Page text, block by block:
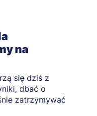
na
się dziś z
dbać o
zatrzymywać